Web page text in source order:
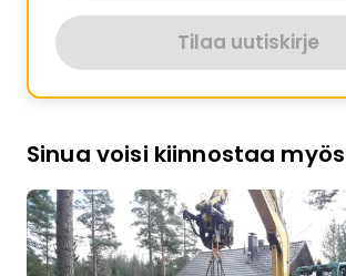
Tilaa uutiskirje
Sinua voisi kiinnostaa